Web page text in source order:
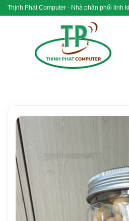
Bỏ
qua
Thịnh Phát Computer - Nhà phân phối linh